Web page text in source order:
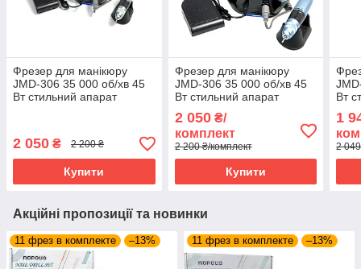
Фрезер для манікюру
JMD-306 35 000 об/хв 45
Вт стильний апарат
2 050 ₴ 2 200 ₴
Купити
Фрезер для манікюру
JMD-306 35 000 об/хв 45
Вт стильний апарат
манікюрна машинка
2 050₴/
комплект
2 200 ₴/комплект
Купити
Вт
1
2
Акційні пропозиції та новинки
11 фрез в комплекте –13% 11 фрез в комплекте –13%